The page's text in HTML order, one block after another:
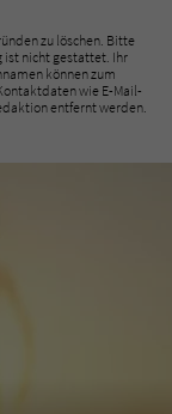
zu löschen. Bitte
ist nicht gestattet. Ihr
können zum
wie E-Mail-
entfernt werden.